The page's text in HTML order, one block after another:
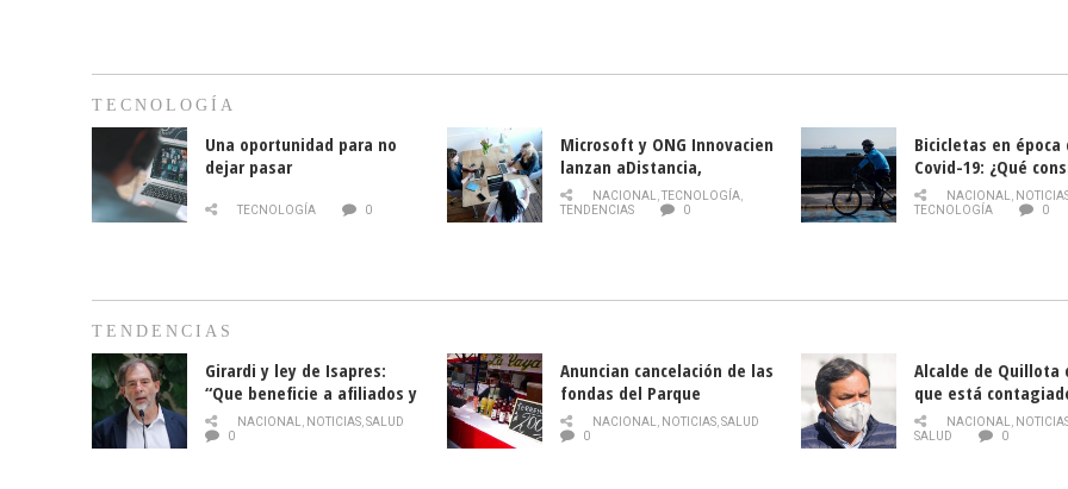
TECNOLOGÍA
Una oportunidad para no
dejar pasar
TECNOLOGÍA 0
Microsoft y ONG Innovacien
lanzan aDistancia,
plataforma con cursos
gratuitos online sobre
NACIONAL,TECNOLOGÍA,
TENDENCIAS
0
Bicicletas en época
Covid-19: ¿Qué
momento de
NACIONAL,
TECNOLOGÍA
0
TENDENCIAS
Girardi y ley de Isapres:
“Que beneficie a afiliados y
no legalice el abuso”
NACIONAL, NOTICIAS,SALUD
0
Anuncian cancelación de las
fondas del Parque
O’Higgins debido al
coronavirus
NACIONAL, NOTICIAS,SALUD
0
Alcalde de Quillota
que está
COVID-19
NACIONAL,
SALUD
0